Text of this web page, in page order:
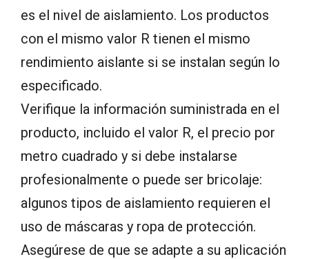
es el nivel de aislamiento. Los productos
con el mismo valor R tienen el mismo
rendimiento aislante si se instalan según lo
especificado.
Verifique la información suministrada en el
producto, incluido el valor R, el precio por
metro cuadrado y si debe instalarse
profesionalmente o puede ser bricolaje:
algunos tipos de aislamiento requieren el
uso de máscaras y ropa de protección.
Asegúrese de que se adapte a su aplicación